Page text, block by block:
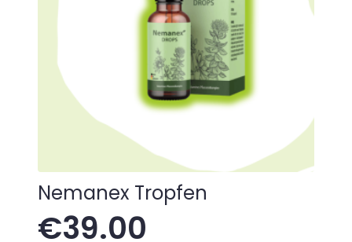
Nemanex Tropfen
€39.00